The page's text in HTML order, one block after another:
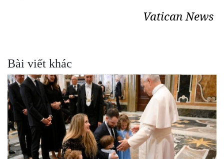
Vatican News
Bài viết khác